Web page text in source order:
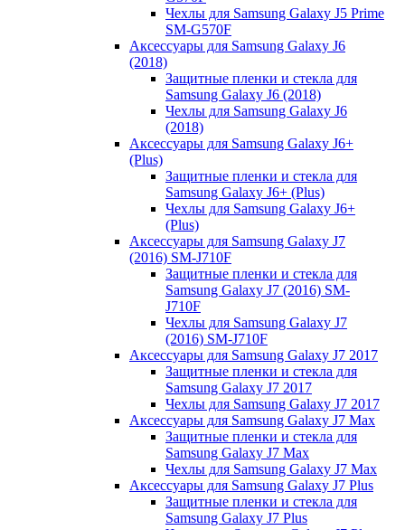
Чехлы для Samsung Galaxy J5 Prime
SM-G570F
Аксессуары для Samsung Galaxy J6
(2018)
Защитные пленки и стекла для
Samsung Galaxy J6 (2018)
Чехлы для Samsung Galaxy J6
(2018)
Аксессуары для Samsung Galaxy J6+
(Plus)
Защитные пленки и стекла для
Samsung Galaxy J6+ (Plus)
Чехлы для Samsung Galaxy J6+
(Plus)
Аксессуары для Samsung Galaxy J7
(2016) SM-J710F
Защитные пленки и стекла для
Samsung Galaxy J7 (2016) SM-
J710F
Чехлы для Samsung Galaxy J7
(2016) SM-J710F
Аксессуары для Samsung Galaxy J7 2017
Защитные пленки и стекла для
Samsung Galaxy J7 2017
Чехлы для Samsung Galaxy J7 2017
Аксессуары для Samsung Galaxy J7 Max
Защитные пленки и стекла для
Samsung Galaxy J7 Max
Чехлы для Samsung Galaxy J7 Max
Аксессуары для Samsung Galaxy J7 Plus
Защитные пленки и стекла для
Samsung Galaxy J7 Plus